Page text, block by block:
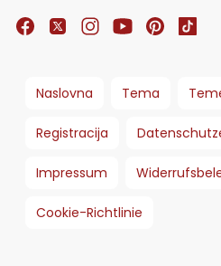
Naslovna Tema
Registracija
Impressum
Cookie-Richtlinie